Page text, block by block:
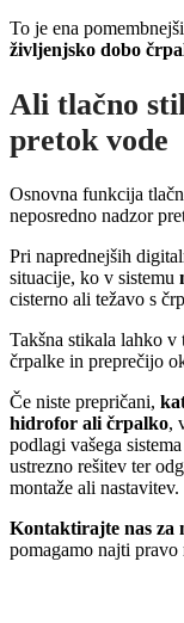
To je ena
življenjsko dobo
Ali tlačno
pretok vode
Osnovna funkcija
neposredno nadzor
Pri naprednejših
situacije, ko v sistemu
cisterno ali težavo s
Takšna stikala lahko v
črpalke in preprečijo
Če niste prepričani,
hidrofor ali črpalko,
podlagi vašega
ustrezno rešitev ter
montaže ali nastavitev.
Kontaktirajte nas za
pomagamo najti pravo